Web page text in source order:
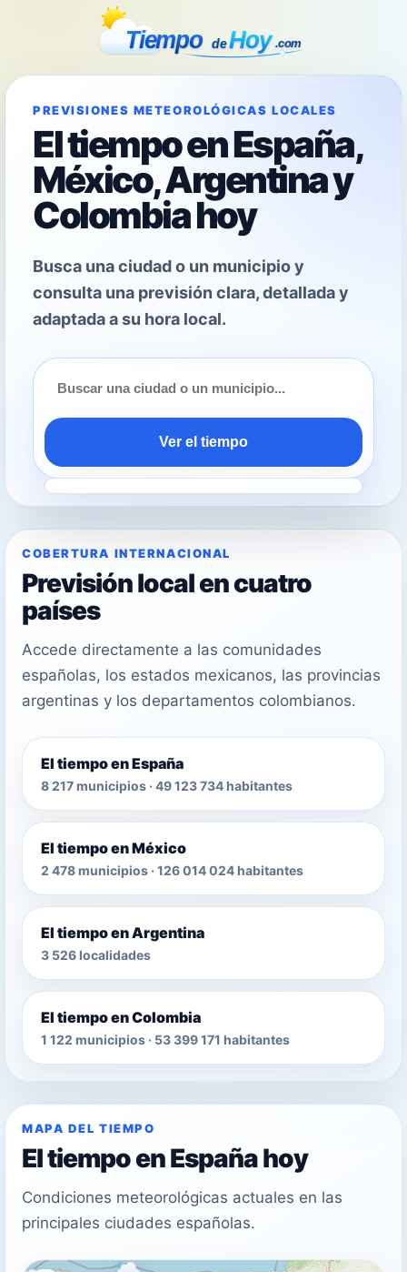
PREVISIONES METEOROLÓGICAS LOCALES
El tiempo en España,
México, Argentina y
Colombia hoy
Busca una ciudad o un municipio y
consulta una previsión clara, detallada y
adaptada a su hora local.
Ver el tiempo
COBERTURA INTERNACIONAL
Previsión local en cuatro
países
Accede directamente a las comunidades
españolas, los estados mexicanos, las provincias
argentinas y los departamentos colombianos.
El tiempo en España
8 217 municipios · 49 123 734 habitantes
El tiempo en México
2 478 municipios · 126 014 024 habitantes
El tiempo en Argentina
3 526 localidades
El tiempo en Colombia
1 122 municipios · 53 399 171 habitantes
MAPA DEL TIEMPO
El tiempo en España hoy
Condiciones meteorológicas actuales en las
principales ciudades españolas.